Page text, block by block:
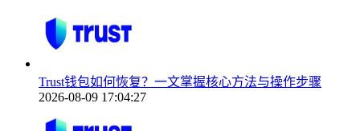
Trust钱包如何恢复？一文掌握核心方法与操作步骤
2026-08-09 17:04:27